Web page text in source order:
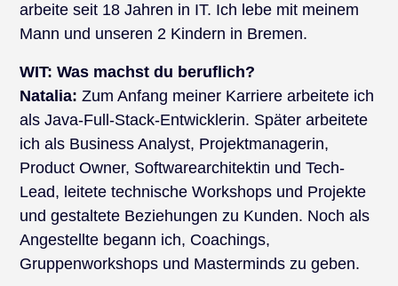
arbeite seit 18 Jahren in IT. Ich lebe mit meinem
Mann und unseren 2 Kindern in Bremen.
WIT: Was machst du beruflich?
Natalia: Zum Anfang meiner Karriere arbeitete ich
als Java-Full-Stack-Entwicklerin. Später arbeitete
ich als Business Analyst, Projektmanagerin,
Product Owner, Softwarearchitektin und Tech-
Lead, leitete technische Workshops und Projekte
und gestaltete Beziehungen zu Kunden. Noch als
Angestellte begann ich, Coachings,
Gruppenworkshops und Masterminds zu geben.